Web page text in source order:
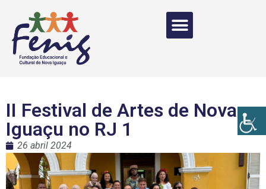
II Festival de Artes de Nova
Iguaçu no RJ 1
26 abril 2024